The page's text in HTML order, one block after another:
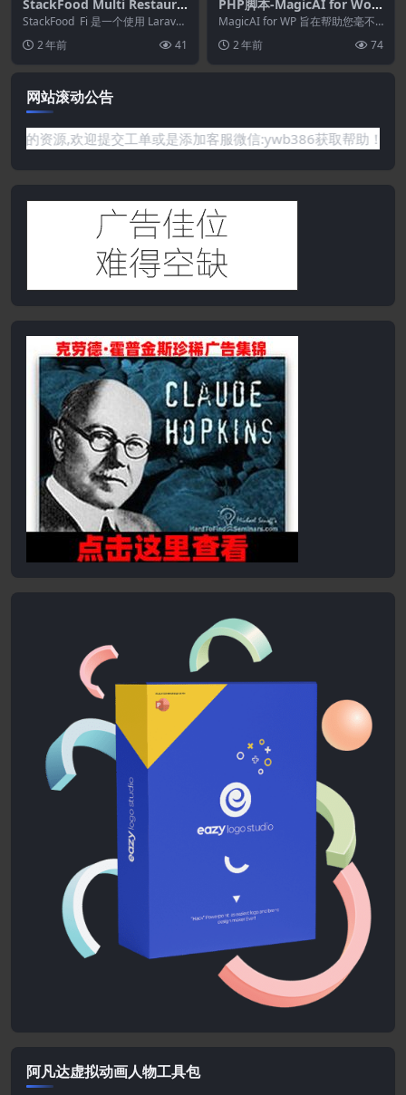
StackFood Multi Restaura
nt 7.6–带有Laravel管理和餐
厅面板的送餐应用程序
StackFood Fi 是一个使用 Laravel
和 Flutter Fr...
2 年前 41
PHP脚本-MagicAI for Wor
dPress 1.4–AI 文本.图像.聊
天.代码和语音生成器
MagicAI for WP 旨在帮助您毫不
费力地立即生成高质量内容。它支
持最流...
2 年前 74
网站滚动公告
没有你需要的资源,欢迎提交工单或是添加客服微信:ywb386获取
阿凡达虚拟动画人物工具包